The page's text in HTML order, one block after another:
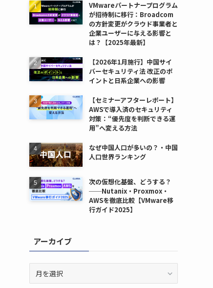
VMwareパートナープログラム
が招待制に移行：Broadcom
の方針変更がクラウド事業者と
企業ユーザーに与える影響と
は？【2025年最新】
【2026年1月施行】中国サイ
バーセキュリティ法 改正のポ
イントと日系企業への影響
【セミナーアフターレポート】
AWSで導入済のセキュリティ
対策：“優先度を判断できる運
用”へ変える方法
なぜ中国人口が多いの？・中国
人口世界ランキング
次の仮想化基盤、どうする？
──Nutanix・Proxmox・
AWSを徹底比較【VMware移
行ガイド2025】
アーカイブ